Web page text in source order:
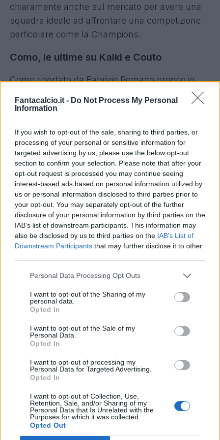
Fantacalcio.it - Do Not Process My Personal
Information
If you wish to opt-out of the sale, sharing to third parties, or
processing of your personal or sensitive information for
targeted advertising by us, please use the below opt-out
section to confirm your selection. Please note that after your
opt-out request is processed you may continue seeing
interest-based ads based on personal information utilized by
us or personal information disclosed to third parties prior to
your opt-out. You may separately opt-out of the further
disclosure of your personal information by third parties on the
IAB’s list of downstream participants. This information may
also be disclosed by us to third parties on the IAB’s List of
Downstream Participants that may further disclose it to other
Personal Data Processing Opt Outs
I want to opt-out of the Sharing of my
personal data.
Opted In
I want to opt-out of the Sale of my
Personal Data.
Opted In
I want to opt-out of processing my
Personal Data for Targeted Advertising.
Opted In
I want to opt-out of Collection, Use,
Retention, Sale, and/or Sharing of my
Personal Data that Is Unrelated with the
Purposes for which it was collected.
Opted Out
chiaramente anche sul mercato per avere una
squadra ideale ad affrontare una competizione
particolare come la Champions.
Como, le ultime su Kaiki e Couto
Come riportato da Fabrizio Romano proprio in
queste ore, il Como sarebbe pronto a chiudere
un doppio colpo importante. Da una parte
l'affare per portare in Serie AKaiki: 14 milioni di
euro più 1 di bonus.
La settimana prossima, invece, si andrà a
definire la trattativa col Borussia Dortmund per
Couto, con il quale il Como vuole portare a casa
un prestito ecco. Due operazione importanti,
tanto Brasile su quello che sarà il Como del
futuro.
Autore